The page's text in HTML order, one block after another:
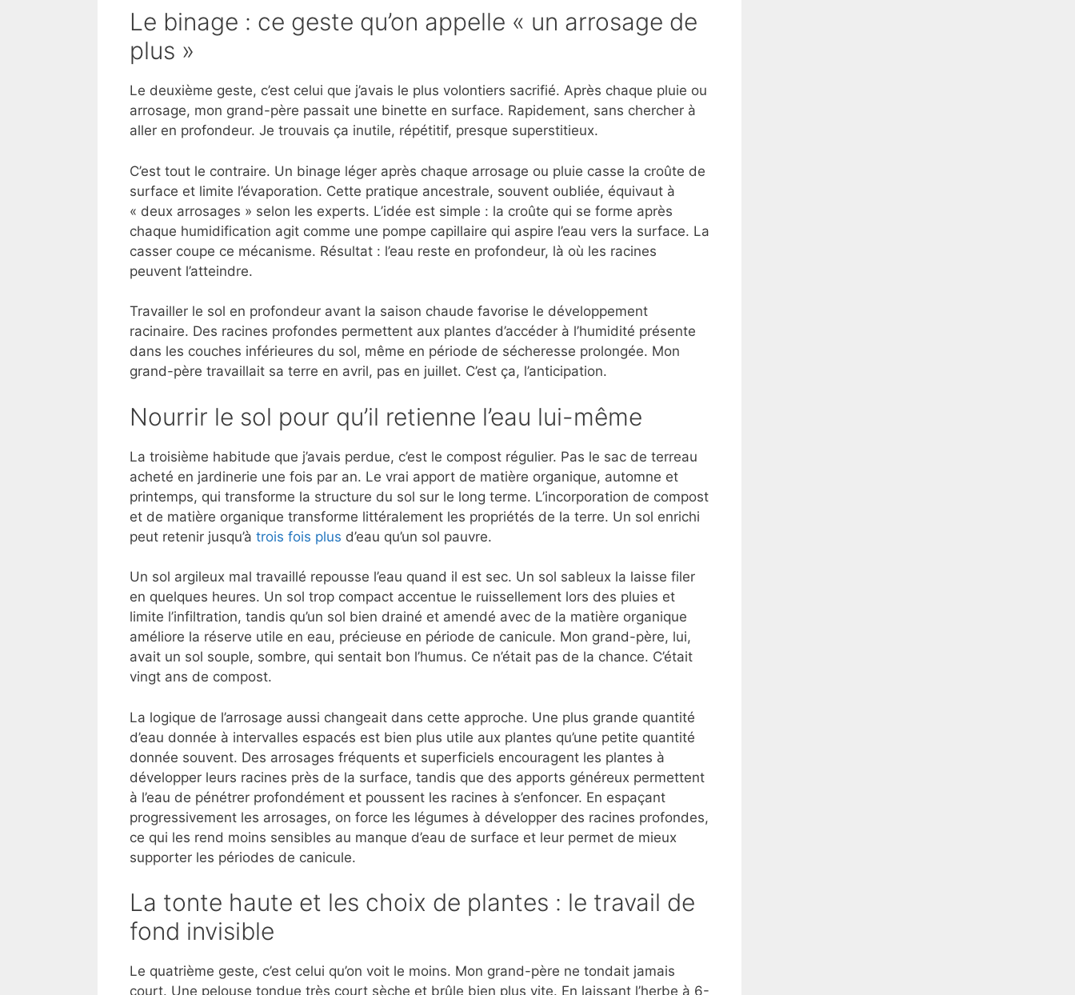
Le binage : ce geste qu’on appelle « un arrosage de
plus »
Le deuxième geste, c’est celui que j’avais le plus volontiers sacrifié. Après chaque pluie ou
arrosage, mon grand-père passait une binette en surface. Rapidement, sans chercher à
aller en profondeur. Je trouvais ça inutile, répétitif, presque superstitieux.
C’est tout le contraire. Un binage léger après chaque arrosage ou pluie casse la croûte de
surface et limite l’évaporation. Cette pratique ancestrale, souvent oubliée, équivaut à
« deux arrosages » selon les experts. L’idée est simple : la croûte qui se forme après
chaque humidification agit comme une pompe capillaire qui aspire l’eau vers la surface. La
casser coupe ce mécanisme. Résultat : l’eau reste en profondeur, là où les racines
peuvent l’atteindre.
Travailler le sol en profondeur avant la saison chaude favorise le développement
racinaire. Des racines profondes permettent aux plantes d’accéder à l’humidité présente
dans les couches inférieures du sol, même en période de sécheresse prolongée. Mon
grand-père travaillait sa terre en avril, pas en juillet. C’est ça, l’anticipation.
Nourrir le sol pour qu’il retienne l’eau lui-même
La troisième habitude que j’avais perdue, c’est le compost régulier. Pas le sac de terreau
acheté en jardinerie une fois par an. Le vrai apport de matière organique, automne et
printemps, qui transforme la structure du sol sur le long terme. L’incorporation de compost
et de matière organique transforme littéralement les propriétés de la terre. Un sol enrichi
peut retenir jusqu’à trois fois plus d’eau qu’un sol pauvre.
Un sol argileux mal travaillé repousse l’eau quand il est sec. Un sol sableux la laisse filer
en quelques heures. Un sol trop compact accentue le ruissellement lors des pluies et
limite l’infiltration, tandis qu’un sol bien drainé et amendé avec de la matière organique
améliore la réserve utile en eau, précieuse en période de canicule. Mon grand-père, lui,
avait un sol souple, sombre, qui sentait bon l’humus. Ce n’était pas de la chance. C’était
vingt ans de compost.
La logique de l’arrosage aussi changeait dans cette approche. Une plus grande quantité
d’eau donnée à intervalles espacés est bien plus utile aux plantes qu’une petite quantité
donnée souvent. Des arrosages fréquents et superficiels encouragent les plantes à
développer leurs racines près de la surface, tandis que des apports généreux permettent
à l’eau de pénétrer profondément et poussent les racines à s’enfoncer. En espaçant
progressivement les arrosages, on force les légumes à développer des racines profondes,
ce qui les rend moins sensibles au manque d’eau de surface et leur permet de mieux
supporter les périodes de canicule.
La tonte haute et les choix de plantes : le travail de
fond invisible
Le quatrième geste, c’est celui qu’on voit le moins. Mon grand-père ne tondait jamais
court. Une pelouse tondue très court sèche et brûle bien plus vite. En laissant l’herbe à 6-